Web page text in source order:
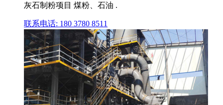
灰石制粉项目 煤粉、石油 .
联系电话: 180 3780 8511